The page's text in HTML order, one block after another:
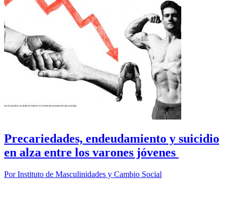
Precariedades, endeudamiento y suicidio
en alza entre los varones jóvenes
PorInstituto de Masculinidades y Cambio Social